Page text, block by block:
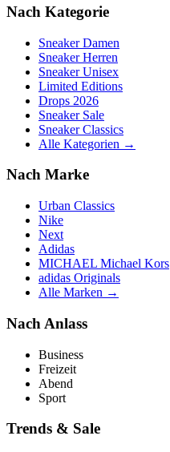
Nach Kategorie
Sneaker Damen
Sneaker Herren
Sneaker Unisex
Limited Editions
Drops 2026
Sneaker Sale
Sneaker Classics
Alle Kategorien →
Nach Marke
Urban Classics
Nike
Next
Adidas
MICHAEL Michael Kors
adidas Originals
Alle Marken →
Nach Anlass
Business
Freizeit
Abend
Sport
Trends & Sale